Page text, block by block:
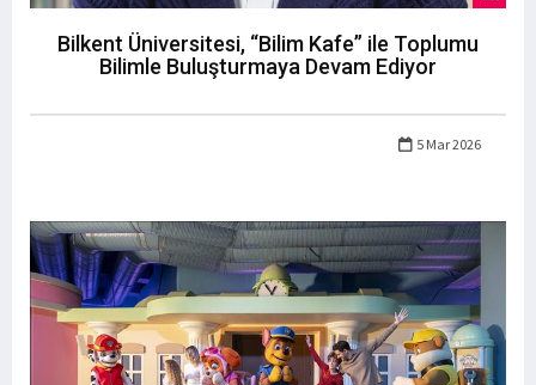
Bilkent Üniversitesi, “Bilim Kafe” ile Toplumu
Bilimle Buluşturmaya Devam Ediyor
5 Mar 2026